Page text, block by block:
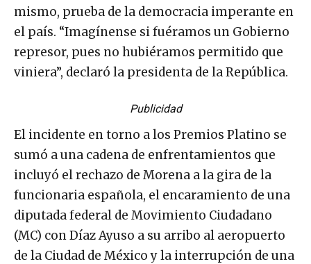
mismo, prueba de la democracia imperante en
el país. “Imagínense si fuéramos un Gobierno
represor, pues no hubiéramos permitido que
viniera”, declaró la presidenta de la República.
Publicidad
El incidente en torno a los Premios Platino se
sumó a una cadena de enfrentamientos que
incluyó el rechazo de Morena a la gira de la
funcionaria española, el encaramiento de una
diputada federal de Movimiento Ciudadano
(MC) con Díaz Ayuso a su arribo al aeropuerto
de la Ciudad de México y la interrupción de una